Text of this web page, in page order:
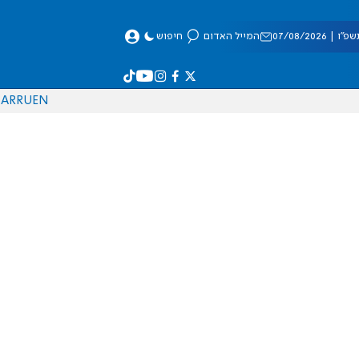
08/2026 המייל האדום חיפוש
EN
RU
AR